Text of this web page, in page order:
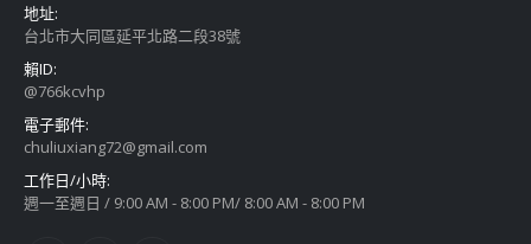
地址:
台北市大同區延平北路二段38號
賴ID:
@766kcvhp
電子郵件:
chuliuxiang72@gmail.com
工作日/小時:
週一至週日 / 9:00 AM - 8:00 PM/ 8:00 AM - 8:00 PM